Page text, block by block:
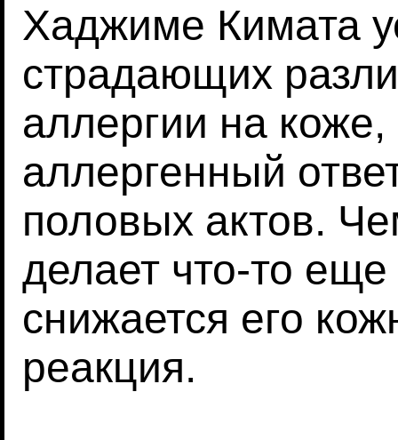
Хаджиме Кимата
страдающих
аллергии на коже,
аллергенный
половых актов.
делает что-то
снижается его
реакция.